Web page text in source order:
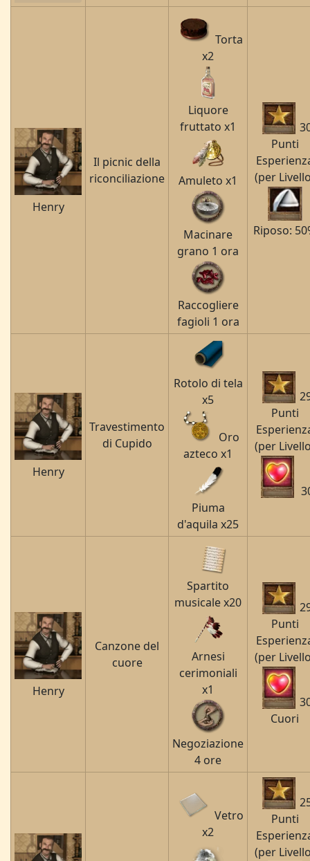
Henry
Il picnic della
riconciliazione
Torta
x2
Liquore
fruttato x1
Amuleto x1
Macinare
grano 1 ora
Raccogliere
fagioli 1 ora
Punti
(per
Riposo:
Henry
Travestimento
di Cupido
Rotolo di tela
x5
Oro
azteco x1
Piuma
d'aquila x25
Punti
(per
Henry
Canzone del
cuore
Spartito
musicale x20
Arnesi
cerimoniali
x1
Negoziazione
4 ore
Punti
(per
Cuori
Vetro
x2
Punti
(per